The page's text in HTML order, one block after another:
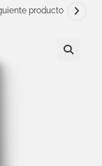
producto